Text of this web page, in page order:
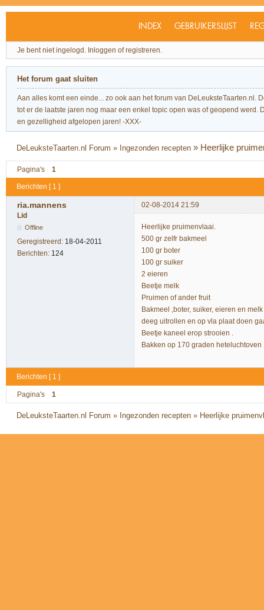
INDEX GEBRUIKERSLIJST
Je bent niet ingelogd. Inloggen of registreren.
Het forum gaat sluiten
Aan alles komt een einde... zo ook aan het forum van
tot er de laatste jaren nog maar een enkel topic open was of geopend
en gezelligheid afgelopen jaren! -XXX-
DeLeuksteTaarten.nl Forum » Ingezonden recepten » Heerlijke
Pagina's 1
Berichten [ 1 ]
ria.mannens
02-08-2014 21:59
Lid
Offline
Geregistreerd: 18-04-2011
Berichten: 124
Heerlijke pruimenvlaai.
500 gr zelfr bakmeel
100 gr boter
100 gr suiker
2 eieren
Beetje melk
Pruimen of ander fruit
Bakmeel ,boter, suiker, eieren en
deeg uitrollen en op vla plaat doen
Beetje kaneel erop strooien .
Bakken op 170 graden
Berichten [ 1 ]
Pagina's 1
DeLeuksteTaarten.nl Forum » Ingezonden recepten » Heerlijke